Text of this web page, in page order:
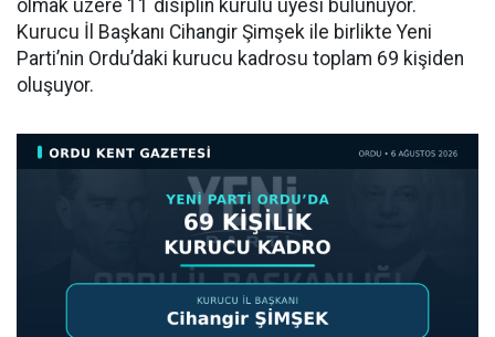
olmak üzere 11 disiplin kurulu üyesi bulunuyor.
Kurucu İl Başkanı Cihangir Şimşek ile birlikte Yeni
Parti’nin Ordu’daki kurucu kadrosu toplam 69 kişiden
oluşuyor.